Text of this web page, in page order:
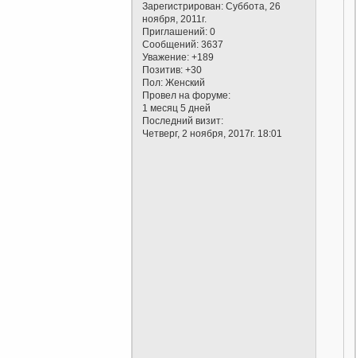
Зарегистрирован: Суббота, 26
ноября, 2011г.
Приглашений: 0
Сообщений: 3637
Уважение: +189
Позитив: +30
Пол: Женский
Провел на форуме:
1 месяц 5 дней
Последний визит:
Четверг, 2 ноября, 2017г. 18:01